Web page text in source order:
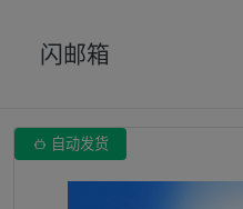
闪邮箱
 自动发货